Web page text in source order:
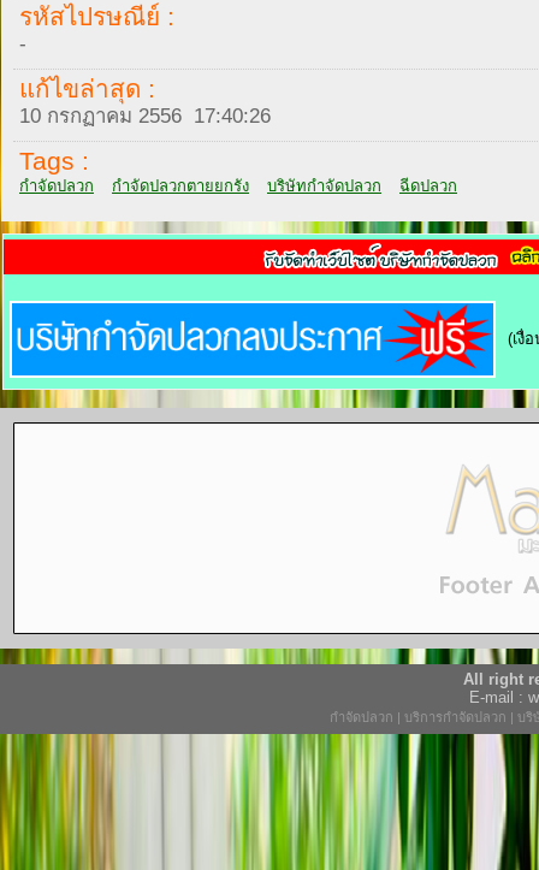
รหัสไปรษณีย์ :
-
แก้ไขล่าสุด :
10 กรกฏาคม 2556 17:40:26
Tags :
กำจัดปลวก กำจัดปลวกตายยกรัง บริษัทกำจัดปลวก ฉีดปลวก
(เงื่
All right
E-mail :
กำจัดปลวก | บริการกำจัดปลวก | บริ